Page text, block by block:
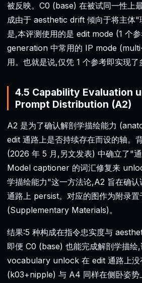
被反映。C0 (base) 在被试同一性上
成由于 aesthetic drift 倾向于将主体"
是,本评测使用的是 edit mode (1 个
generation 中常用的 IP mode
用。也就是说,仅凭 1 个参考即实现了
4.5 Capability Evaluation
Prompt Distribution (A2)
A2 是为了确认解剖学描绘能力
edit 通路上是否持续存在而设的轴。
(2026 年 5 月,另文发表) 中确立了"
Model captioner 的词汇修复来
学描绘能力"这一方法论,A2 旨在确
通路上 persist。对应的图作为附录置
(Supplementary Materials)。
结果:5 种构成在指令忠实度与
即便 C0 (base) 也能完成解剖学描
vocabulary unlock 在 edit 通路上没
(k03+nipple) 与 A4 同样在侧卧姿势